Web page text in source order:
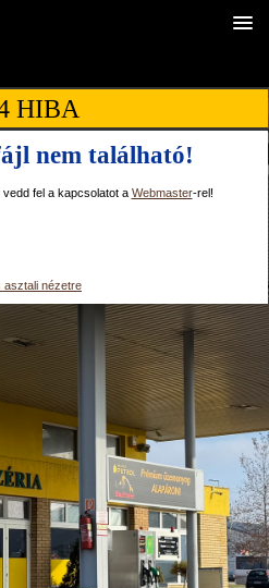
HIBA
nem található!
fel a kapcsolatot a Webmaster-rel!
asztali nézetre